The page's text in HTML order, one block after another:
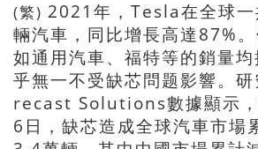
(繁) 2021年，Tesla在全球
輛汽車，同比增長高達87%
如通用汽車、福特等的銷量
乎無一不受缺芯問题影響。
recast Solutions數據顯示
6日，缺芯造成全球汽車市場